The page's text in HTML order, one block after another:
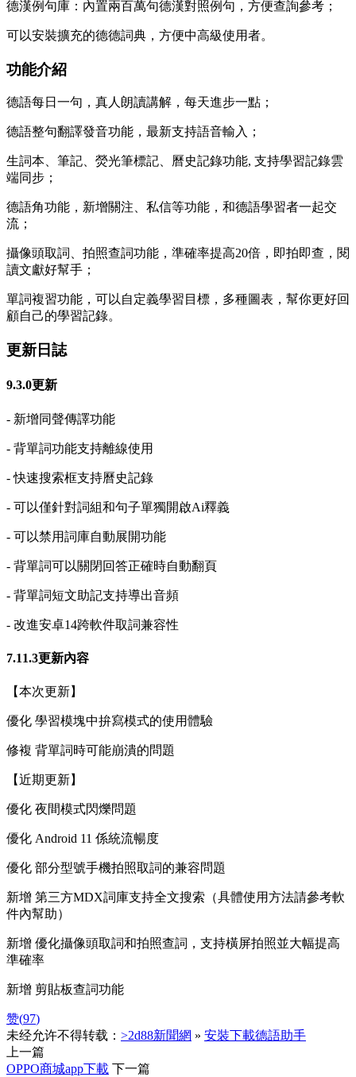
德漢例句庫：內置兩百萬句德漢對照例句，方便查詢參考；
可以安裝擴充的德德詞典，方便中高級使用者。
功能介紹
德語每日一句，真人朗讀講解，每天進步一點；
德語整句翻譯發音功能，最新支持語音輸入；
生詞本、筆記、熒光筆標記、曆史記錄功能, 支持學習記錄雲
端同步；
德語角功能，新增關注、私信等功能，和德語學習者一起交
流；
攝像頭取詞、拍照查詞功能，準確率提高20倍，即拍即查，閱
讀文獻好幫手；
單詞複習功能，可以自定義學習目標，多種圖表，幫你更好回
顧自己的學習記錄。
更新日誌
9.3.0更新
- 新增同聲傳譯功能
- 背單詞功能支持離線使用
- 快速搜索框支持曆史記錄
- 可以僅針對詞組和句子單獨開啟Ai釋義
- 可以禁用詞庫自動展開功能
- 背單詞可以關閉回答正確時自動翻頁
- 背單詞短文助記支持導出音頻
- 改進安卓14跨軟件取詞兼容性
7.11.3更新內容
【本次更新】
優化 學習模塊中拚寫模式的使用體驗
修複 背單詞時可能崩潰的問題
【近期更新】
優化 夜間模式閃爍問題
優化 Android 11 係統流暢度
優化 部分型號手機拍照取詞的兼容問題
新增 第三方MDX詞庫支持全文搜索（具體使用方法請參考軟
件內幫助）
新增 優化攝像頭取詞和拍照查詞，支持橫屏拍照並大幅提高
準確率
新增 剪貼板查詞功能
赞(97)
未经允许不得转载： >2d88新聞網 » 安裝下載德語助手
上一篇
OPPO商城app下載 下一篇